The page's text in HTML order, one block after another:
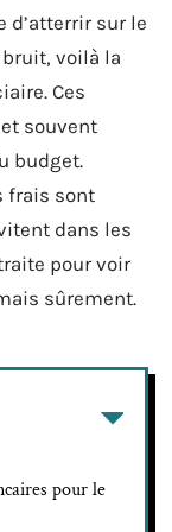
d’atterrir sur le
voilà la
Ces
souvent
budget.
frais sont
dans les
pour voir
sûrement.
pour le